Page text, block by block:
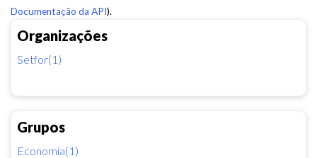
Organizações
Setfor(1)
Grupos
Economia(1)
Documentação da API).